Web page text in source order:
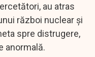
au atras
război nuclear şi
spre distrugere,
anormală.